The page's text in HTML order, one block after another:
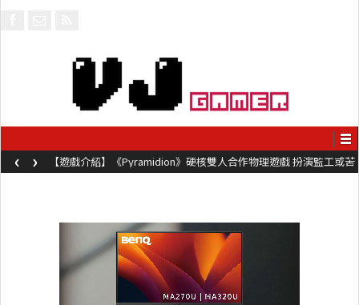
【遊戲介紹】《Pyramidion》硬核雙人合作物理遊戲 扮演監工或苦
工奮力鞭打對方前進
‹ ›